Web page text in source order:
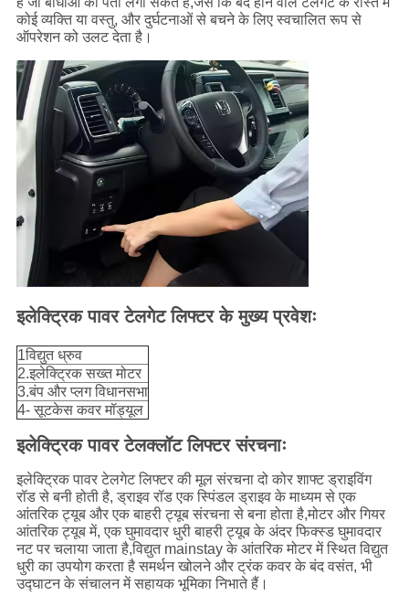
कोई व्यक्ति या वस्तु, और दुर्घटनाओं से बचने के लिए स्वचालित रूप से
ऑपरेशन को उलट देता है।
इलेक्ट्रिक पावर टेलगेट लिफ्टर के मुख्य प्रवेशः
1विद्युत ध्रुव
2.इलेक्ट्रिक सख्त मोटर
3.बंप और प्लग विधानसभा
4- सूटकेस कवर मॉड्यूल
इलेक्ट्रिक पावर टेलक्लॉट लिफ्टर संरचनाः
इलेक्ट्रिक पावर टेलगेट लिफ्टर की मूल संरचना दो कोर शाफ्ट ड्राइविंग
रॉड से बनी होती है, ड्राइव रॉड एक स्पिंडल ड्राइव के माध्यम से एक
आंतरिक ट्यूब और एक बाहरी ट्यूब संरचना से बना होता है,मोटर और गियर
आंतरिक ट्यूब में, एक घुमावदार धुरी बाहरी ट्यूब के अंदर फिक्स्ड घुमावदार
नट पर चलाया जाता है,विद्युत mainstay के आंतरिक मोटर में स्थित विद्युत
धुरी का उपयोग करता है समर्थन खोलने और ट्रंक कवर के बंद वसंत, भी
उद्घाटन के संचालन में सहायक भूमिका निभाते हैं।